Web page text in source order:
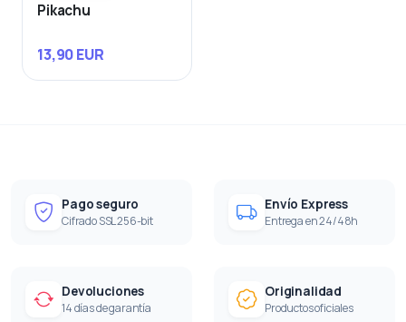
Pikachu
13,90 EUR
Pago seguro
Cifrado SSL 256-bit
Envío Express
Entrega en 24/48h
Devoluciones
14 días de garantía
Originalidad
Productos oficiales